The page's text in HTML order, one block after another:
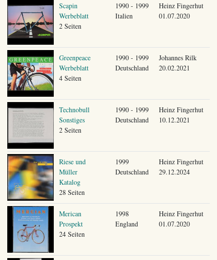
Scapin
Werbeblatt
2 Seiten
1990 - 1999
Italien
Heinz Fingerhut
01.07.2020
Greenpeace
Werbeblatt
4 Seiten
1990 - 1999
Deutschland
Johannes Rilk
20.02.2021
Technobull
Sonstiges
2 Seiten
1990 - 1999
Deutschland
Heinz Fingerhut
10.12.2021
Riese und
Müller
Katalog
28 Seiten
1999
Deutschland
Heinz Fingerhut
29.12.2024
Merican
Prospekt
24 Seiten
1998
England
Heinz Fingerhut
01.07.2020